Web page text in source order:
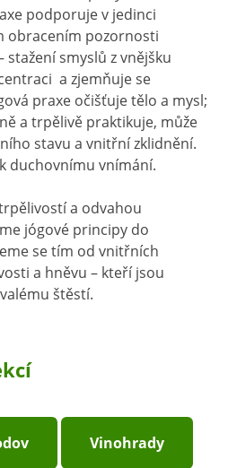
podporuje v jedinci
obracením pozornosti
smyslů z vnějšku
a zjemňuje se
praxe očišťuje tělo a mysl;
a trpělivě praktikuje, může
stavu a vnitřní zklidnění.
duchovnímu vnímání.
a odvahou
jógové principy do
se tím od vnitřních
a hněvu – kteří jsou
štěstí.
Vinohrady